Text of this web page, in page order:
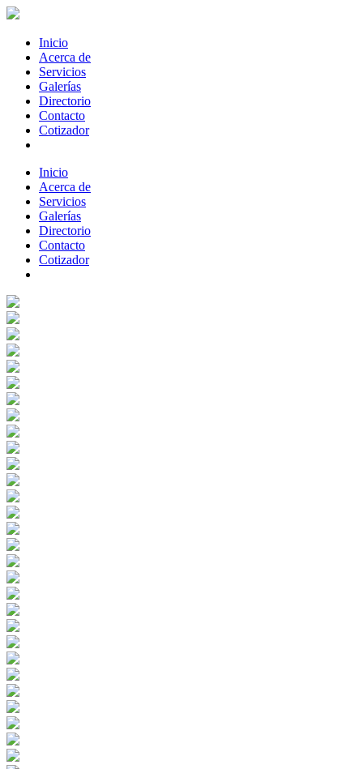
Inicio
Acerca de
Servicios
Galerías
Directorio
Contacto
Cotizador
Inicio
Acerca de
Servicios
Galerías
Directorio
Contacto
Cotizador